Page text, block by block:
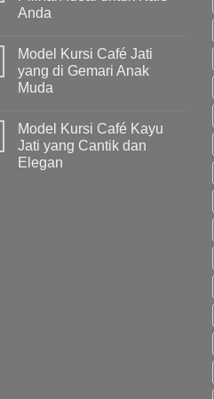
Anda
Model Kursi Café Jati
yang di Gemari Anak
Muda
Model Kursi Café Kayu
Jati yang Cantik dan
Elegan